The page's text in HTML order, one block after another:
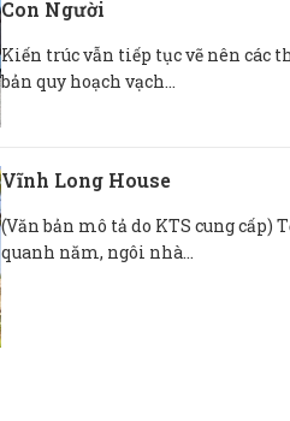
Con Người
Kiến trúc vẫn tiếp tục vẽ nên các
bản quy hoạch vạch...
Vĩnh Long House
(Văn bản mô tả do KTS cung
quanh năm, ngôi nhà...